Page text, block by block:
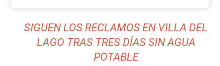
SIGUEN LOS RECLAMOS EN VILLA DEL
LAGO TRAS TRES DÍAS SIN AGUA
POTABLE